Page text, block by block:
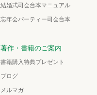
結婚式司会台本マニュアル
忘年会パーティー司会台本
著作・書籍のご案内
書籍購入特典プレゼント
ブログ
メルマガ